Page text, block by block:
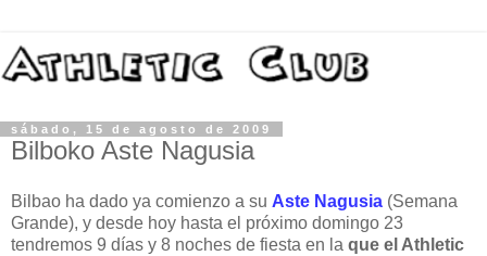
sábado, 15 de agosto de 2009
Bilboko Aste Nagusia
Bilbao ha dado ya comienzo a su Aste Nagusia (Semana
Grande), y desde hoy hasta el próximo domingo 23
tendremos 9 días y 8 noches de fiesta en la que el Athletic